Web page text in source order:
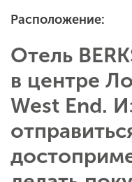
Расположение:
Отель
в центре
West End.